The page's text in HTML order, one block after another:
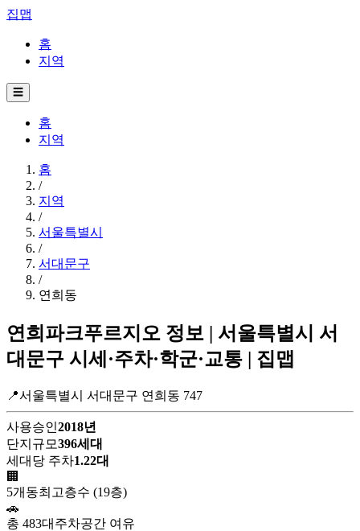
집맵
홈
지역
☰
홈
지역
홈
/
지역
/
서울특별시
/
서대문구
/
연희동
연희파크푸르지오 정보 | 서울특별시 서
대문구 시세·주차·학군·교통 | 집맵
📍서울특별시 서대문구 연희동 747
사용승인2018년
단지규모396세대
세대당 주차1.22대
🏢
5개동최고층수 (19층)
🚗
총 483대 주차공간 여유